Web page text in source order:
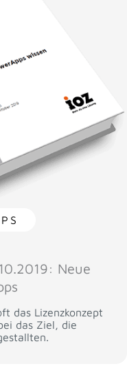
Neue
das Lizenzkonzept
das Ziel, die